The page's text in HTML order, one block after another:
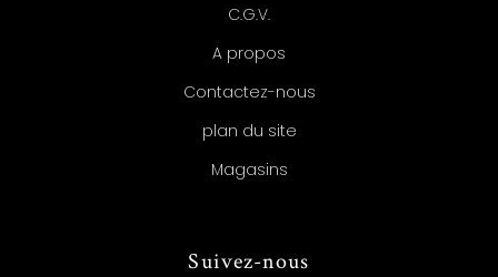
C.G.V.
A propos
Contactez-nous
plan du site
Magasins
Suivez-nous